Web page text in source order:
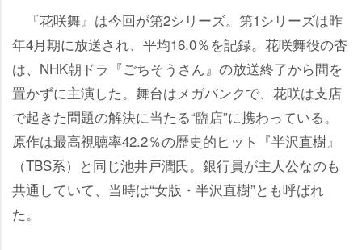
『花咲舞』は今回が第2シリーズ。第1シリーズは昨
年4月期に放送され、平均16.0％を記録。花咲舞役の杏
は、NHK朝ドラ『ごちそうさん』の放送終了から間を
置かずに主演した。舞台はメガバンクで、花咲は支店
で起きた問題の解決に当たる“臨店”に携わっている。
原作は最高視聴率42.2％の歴史的ヒット『半沢直樹』
（TBS系）と同じ池井戸潤氏。銀行員が主人公なのも
共通していて、当時は“女版・半沢直樹”とも呼ばれ
た。